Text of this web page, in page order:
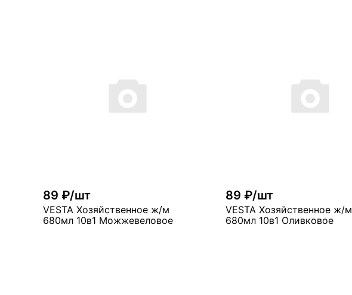
89 ₽/шт
VESTA Хозяйственное ж/м
680мл 10в1 Можжевеловое
89 ₽/шт
VESTA Хозяйственное ж/м
680мл 10в1 Оливковое